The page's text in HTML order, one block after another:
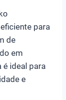
para
de
em
é ideal para
e